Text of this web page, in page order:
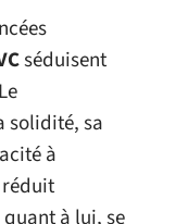
séduisent
solidité, sa
à
à lui, se